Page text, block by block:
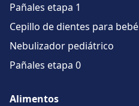
Pañales etapa 1
Cepillo de dientes para bebé
Nebulizador pediátrico
Pañales etapa 0
Alimentos